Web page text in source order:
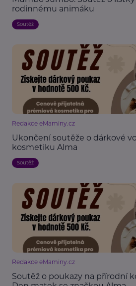
rodinnému animáku
Soutěž
Redakce eMaminy.cz
Ukončení soutěže o dárkové
kosmetiku Alma
Soutěž
Redakce eMaminy.cz
Soutěž o poukazy na přírodní